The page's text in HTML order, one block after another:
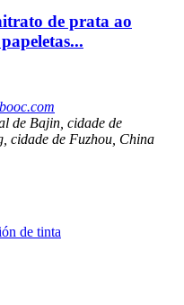
de prata ao
de Bajin, cidade de
cidade de Fuzhou, China
de tinta